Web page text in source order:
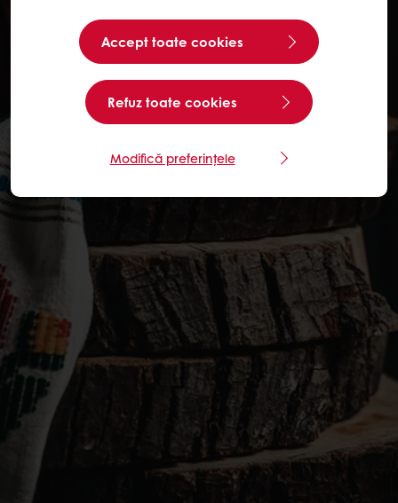
Accept toate cookies
Refuz toate cookies
Modifică preferințele